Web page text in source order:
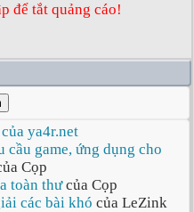
để tắt quảng cáo!
ya4r.net
cầu game, ứng dụng cho
Cọp
toàn thưcủa Cọp
các bài khó của LeZink